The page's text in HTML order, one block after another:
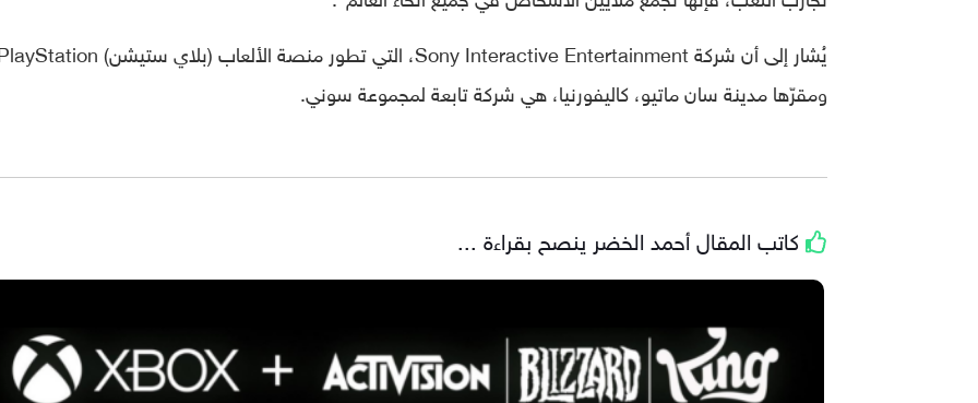
ومقرّها مدينة سان ماتيو، كاليفورنيا، هي شركة تابعة لمجموعة سوني.
كاتب المقالأحمد الخضر ينصح بقراءة ...